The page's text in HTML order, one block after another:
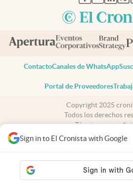
Sign in to El Cronista with Google
ContactoCanales de WhatsApp
Portal de Proveedores
Copyright 2025
Todos los derechos
Términos y
Privacidad
Consentimiento
cronista.com
es propiedad de El